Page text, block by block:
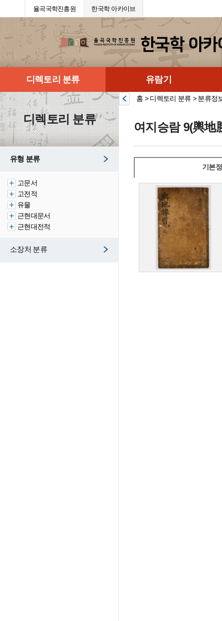
율곡국학진흥원 한국학 아카이브
디렉토리 분류 유람기
디렉토리 분류
유형 분류
고문서
고전적
유물
근현대문서
근현대전적
소장처 분류
홈 > 디렉토리 분류 > 분류정
여지승람 9(輿地
기본